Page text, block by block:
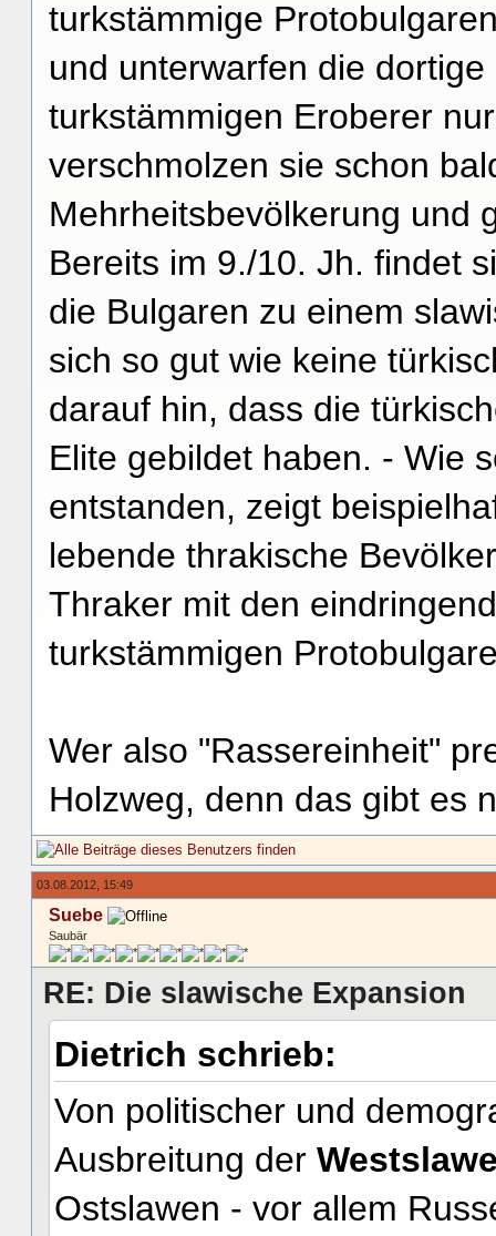
turkstämmige
und unterwarfen die
turkstämmigen Eroberer
verschmolzen sie schon
Mehrheitsbevölkerung und
Bereits im 9./10. Jh. findet
die Bulgaren zu einem
sich so gut wie keine
darauf hin, dass die
Elite gebildet haben. - Wie
entstanden, zeigt
lebende thrakische
Thraker mit den
turkstämmigen
Wer also "Rassereinheit"
Holzweg, denn das gibt es
03.08.2012, 15:49
Suebe
Saubär
RE: Die slawische Expansion
Dietrich schrieb:
Von politischer und
Ausbreitung der
Ostslawen - vor allem